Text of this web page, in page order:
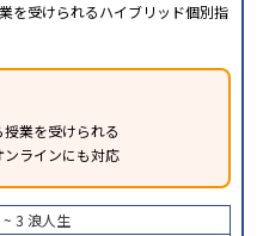
を受けられるハイブリッド個別指
業を受けられる
ラインにも対応
3 浪人生